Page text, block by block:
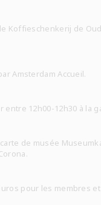
Koffieschenkerij de
Amsterdam Accueil.
entre 12h00-12h30 à la
de musée
pour les membres